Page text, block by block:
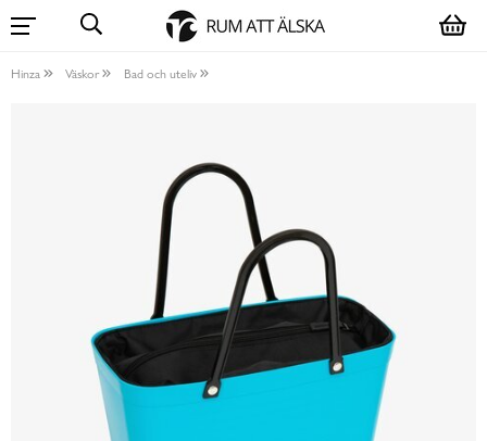
Hinza Väskor Bad och uteliv